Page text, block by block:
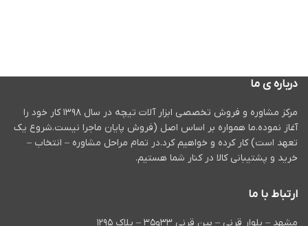
درباره ی ما
مرکز مشاوره و فروش تخصصی ابزار آلات تیچه در سال ۱۳۹۸ کار خود را
آغاز نموده.ما همواره بر اساس اصل (فروش پایان ماجرا نیست.شروع یک
تعهد است) کار کرده و خواهیم کرد.در تمام مراحل مشاوره – انتخاب –
خرید و پشتیبانی کالا در کنار شما هستیم.
ارتباط با ما
مشهد – بلوار قرنی – بین قرنی ۳۳و۳۵ – پلاک ۱۲۹۵